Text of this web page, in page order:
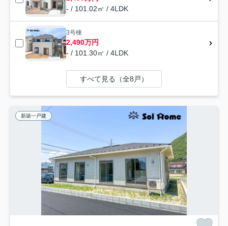
- / 101.02㎡ / 4LDK
3号棟
2,490万円
- / 101.30㎡ / 4LDK
すべて見る（全8戸）
新築一戸建